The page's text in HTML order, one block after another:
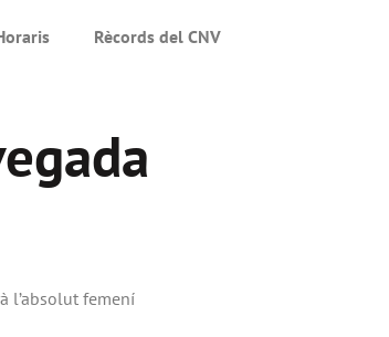
Rècords del CNV
l’absolut femení